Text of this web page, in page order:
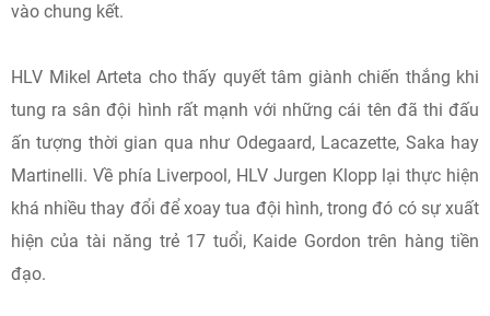
vào chung kết.
HLV Mikel Arteta cho thấy quyết tâm giành chiến thắng khi
tung ra sân đội hình rất mạnh với những cái tên đã thi đấu
ấn tượng thời gian qua như Odegaard, Lacazette, Saka hay
Martinelli. Về phía Liverpool, HLV Jurgen Klopp lại thực hiện
khá nhiều thay đổi để xoay tua đội hình, trong đó có sự xuất
hiện của tài năng trẻ 17 tuổi, Kaide Gordon trên hàng tiền
đạo.